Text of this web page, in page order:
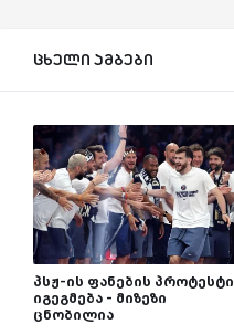
ცხელი ამბები
პსჟ-ის ფანების პროტესტი
იგეგმება - მიზეზი
ცნობილია